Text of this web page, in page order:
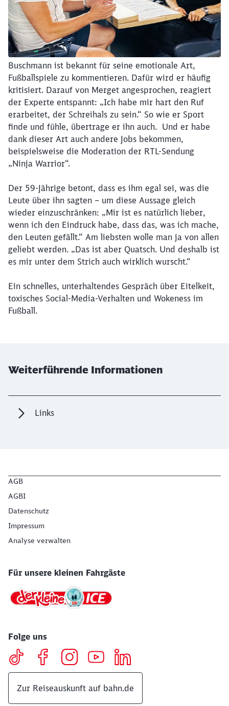
Buschmann ist bekannt für seine emotionale Art,
Fußballspiele zu kommentieren. Dafür wird er häufig
kritisiert. Darauf von Merget angesprochen, reagiert
der Experte entspannt: „Ich habe mir hart den Ruf
erarbeitet, der Schreihals zu sein.“ So wie er Sport
finde und fühle, übertrage er ihn auch. Und er habe
dank dieser Art auch andere Jobs bekommen,
beispielsweise die Moderation der RTL-Sendung
„Ninja Warrior“.
Der 59-Jährige betont, dass es ihm egal sei, was die
Leute über ihn sagten – um diese Aussage gleich
wieder einzuschränken: „Mir ist es natürlich lieber,
wenn ich den Eindruck habe, dass das, was ich mache,
den Leuten gefällt.“ Am liebsten wolle man ja von allen
geliebt werden. „Das ist aber Quatsch. Und deshalb ist
es mir unter dem Strich auch wirklich wurscht.“
Ein schnelles, unterhaltendes Gespräch über Eitelkeit,
toxisches Social-Media-Verhalten und Wokeness im
Fußball.
Weiterführende Informationen
Links
AGB
AGBI
Datenschutz
Impressum
Analyse verwalten
Für unsere kleinen Fahrgäste
Folge uns
Zur Reiseauskunft auf bahn.de
Abbrechen Weiter